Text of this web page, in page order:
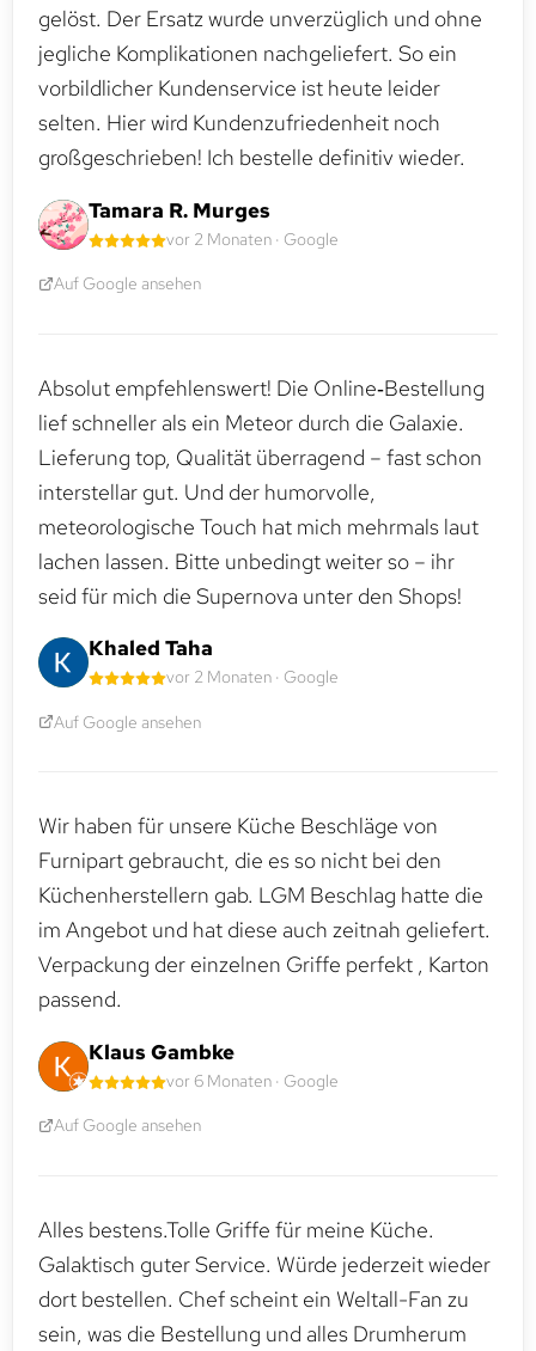
gelöst. Der Ersatz wurde unverzüglich und ohne
jegliche Komplikationen nachgeliefert. So ein
vorbildlicher Kundenservice ist heute leider
selten. Hier wird Kundenzufriedenheit noch
großgeschrieben! Ich bestelle definitiv wieder.
Tamara R. Murges
vor 2 Monaten · Google
Auf Google ansehen
Absolut empfehlenswert! Die Online‑Bestellung
lief schneller als ein Meteor durch die Galaxie.
Lieferung top, Qualität überragend – fast schon
interstellar gut. Und der humorvolle,
meteorologische Touch hat mich mehrmals laut
lachen lassen. Bitte unbedingt weiter so – ihr
seid für mich die Supernova unter den Shops!
Khaled Taha
vor 2 Monaten · Google
Auf Google ansehen
Wir haben für unsere Küche Beschläge von
Furnipart gebraucht, die es so nicht bei den
Küchenherstellern gab. LGM Beschlag hatte die
im Angebot und hat diese auch zeitnah geliefert.
Verpackung der einzelnen Griffe perfekt , Karton
passend.
Klaus Gambke
vor 6 Monaten · Google
Auf Google ansehen
Alles bestens.Tolle Griffe für meine Küche.
Galaktisch guter Service. Würde jederzeit wieder
dort bestellen. Chef scheint ein Weltall-Fan zu
sein, was die Bestellung und alles Drumherum